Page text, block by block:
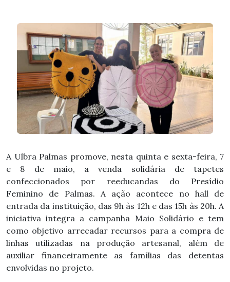
A Ulbra Palmas promove, nesta quinta e sexta-feira, 7
e 8 de maio, a venda solidária de tapetes
confeccionados por reeducandas do Presídio
Feminino de Palmas. A ação acontece no hall de
entrada da instituição, das 9h às 12h e das 15h às 20h. A
iniciativa integra a campanha Maio Solidário e tem
como objetivo arrecadar recursos para a compra de
linhas utilizadas na produção artesanal, além de
auxiliar financeiramente as famílias das detentas
envolvidas no projeto.